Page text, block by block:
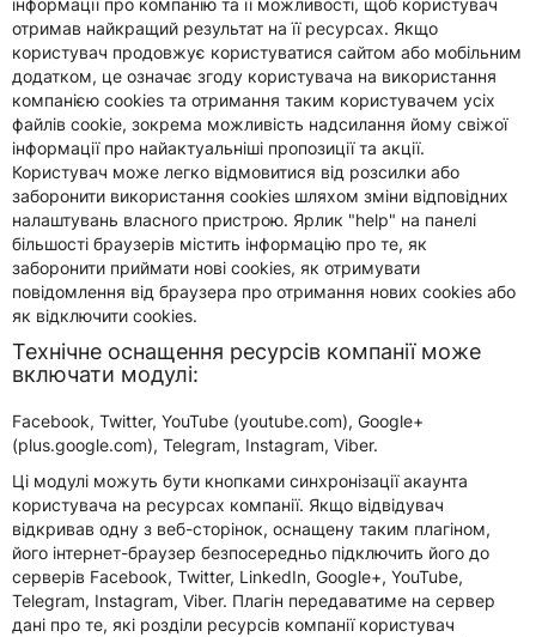
інформації про компанію та її можливості, щоб користувач
отримав найкращий результат на її ресурсах. Якщо
користувач продовжує користуватися сайтом або мобільним
додатком, це означає згоду користувача на використання
компанією cookies та отримання таким користувачем усіх
файлів cookie, зокрема можливість надсилання йому свіжої
інформації про найактуальніші пропозиції та акції.
Користувач може легко відмовитися від розсилки або
заборонити використання cookies шляхом зміни відповідних
налаштувань власного пристрою. Ярлик "help" на панелі
більшості браузерів містить інформацію про те, як
заборонити приймати нові cookies, як отримувати
повідомлення від браузера про отримання нових cookies або
як відключити cookies.
Технічне оснащення ресурсів компанії може
включати модулі:
Facebook, Twitter, YouTube (youtube.com), Google+
(plus.google.com), Telegram, Instagram, Viber.
Ці модулі можуть бути кнопками синхронізації акаунта
користувача на ресурсах компанії. Якщо відвідувач
відкривав одну з веб-сторінок, оснащену таким плагіном,
його інтернет-браузер безпосередньо підключить його до
серверів Facebook, Twitter, LinkedIn, Google+, YouTube,
Telegram, Instagram, Viber. Плагін передаватиме на сервер
дані про те, які розділи ресурсів компанії користувач